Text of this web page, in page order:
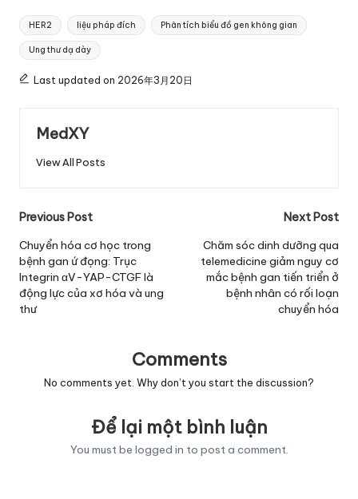
Tags:
HER2 liệu pháp đích Phân tích biểu đồ gen không gian
Ung thư dạ dày
Last updated on 2026年3月20日
MedXY
View All Posts
Post
navigation
Previous Post
Chuyển hóa cơ học trong
bệnh gan ứ đọng: Trục
Integrin αV-YAP-CTGF là
động lực của xơ hóa và ung
thư
Next Post
Chăm sóc dinh dưỡng qua
telemedicine giảm nguy cơ
mắc bệnh gan tiến triển ở
bệnh nhân có rối loạn
chuyển hóa
Comments
No comments yet. Why don’t you start the discussion?
Để lại một bình luận
You must be logged in to post a comment.